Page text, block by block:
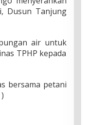
Dusun Tanjung
air untuk
TPHP kepada
bersama petani